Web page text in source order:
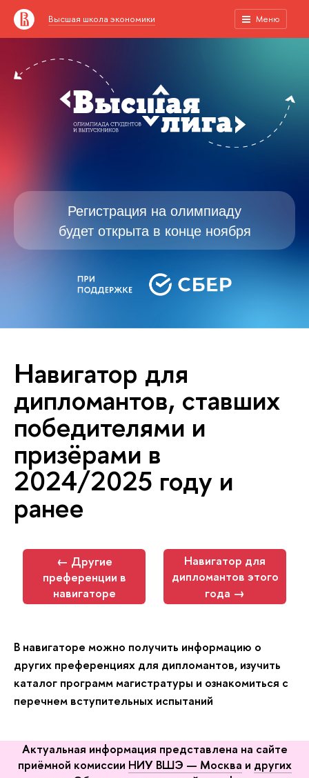
Высшая школа экономики Меню
Регистрация на олимпиаду
будет открыта в конце ноября
Навигатор для
дипломантов, ставших
победителями и
призёрами в
2024/2025 году и
ранее
← Другие
преференции в
навигаторе
Навигатор для
дипломантов этого
года →
В навигаторе можно получить информацию о
других преференциях для дипломантов, изучить
каталог программ магистратуры и ознакомиться с
перечнем вступительных испытаний
Актуальная информация представлена на сайте
приёмной комиссии НИУ ВШЭ — Москва и других